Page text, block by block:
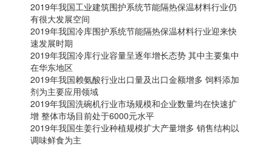
2019年我国工业建筑围护系统节能隔热保温材料行业仍
有很大发展空间
2019年我国冷库围护系统节能隔热保温材料行业迎来快
速发展时期
2019年我国冷库行业容量呈逐年增长态势 其中主要集中
在华东地区
2019年我国赖氨酸行业出口量及出口金额增多 饲料添加
剂为主要应用领域
2019年我国洗碗机行业市场规模和企业数量均在快速扩
增 整体市场目前处于6000元水平
2019年我国生姜行业种植规模扩大产量增多 销售结构以
调味鲜食为主